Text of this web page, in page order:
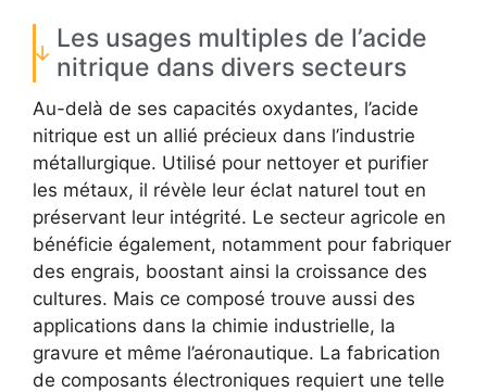
Les usages multiples de l’acide
nitrique dans divers secteurs
Au-delà de ses capacités oxydantes, l’acide
nitrique est un allié précieux dans l’industrie
métallurgique. Utilisé pour nettoyer et purifier
les métaux, il révèle leur éclat naturel tout en
préservant leur intégrité. Le secteur agricole en
bénéficie également, notamment pour fabriquer
des engrais, boostant ainsi la croissance des
cultures. Mais ce composé trouve aussi des
applications dans la chimie industrielle, la
gravure et même l’aéronautique. La fabrication
de composants électroniques requiert une telle